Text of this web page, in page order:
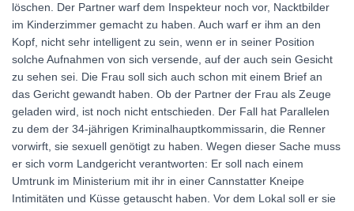
löschen. Der Partner warf dem Inspekteur noch vor, Nacktbilder
im Kinderzimmer gemacht zu haben. Auch warf er ihm an den
Kopf, nicht sehr intelligent zu sein, wenn er in seiner Position
solche Aufnahmen von sich versende, auf der auch sein Gesicht
zu sehen sei. Die Frau soll sich auch schon mit einem Brief an
das Gericht gewandt haben. Ob der Partner der Frau als Zeuge
geladen wird, ist noch nicht entschieden. Der Fall hat Parallelen
zu dem der 34-jährigen Kriminalhauptkommissarin, die Renner
vorwirft, sie sexuell genötigt zu haben. Wegen dieser Sache muss
er sich vorm Landgericht verantworten: Er soll nach einem
Umtrunk im Ministerium mit ihr in einer Cannstatter Kneipe
Intimitäten und Küsse getauscht haben. Vor dem Lokal soll er sie